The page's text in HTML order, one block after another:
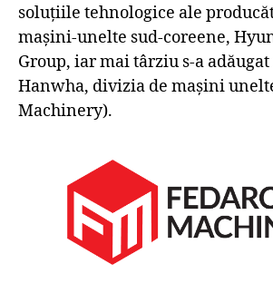
soluțiile tehnologice ale
mașini-unelte sud-coreene,
Group, iar mai târziu s-a
Hanwha, divizia de mașini
Machinery).